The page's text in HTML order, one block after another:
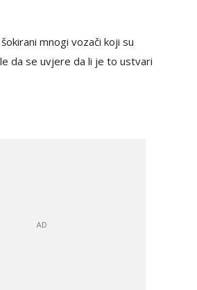
mnogi vozači koji su
da se uvjere da li je to ustvari